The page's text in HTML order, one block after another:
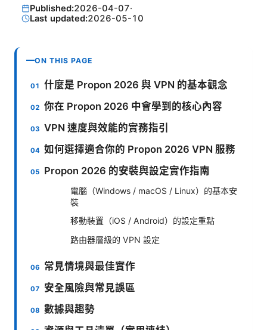
Published:2026-04-07·
Last updated:2026-05-10
ON THIS PAGE
什麼是 Propon 2026 與 VPN 的基本觀念
你在 Propon 2026 中會學到的核心內容
VPN 速度與效能的實務指引
如何選擇適合你的 Propon 2026 VPN 服務
Propon 2026 的安裝與設定實作指南
電腦（Windows / macOS / Linux）的基本安
裝
移動裝置（iOS / Android）的設定重點
路由器層級的 VPN 設定
常見情境與最佳實作
安全風險與常見誤區
數據與趨勢